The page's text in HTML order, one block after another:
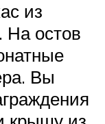
из
На остов
Вы